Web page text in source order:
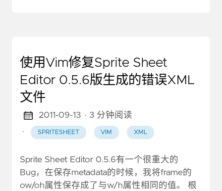
使用Vim修复Sprite Sheet
Editor 0.5.6版生成的错误XML
文件
2011-09-13 · 3 分钟阅读
·
SPRITESHEET VIM XML
Sprite Sheet Editor 0.5.6有一个很重大的
Bug，在保存metadata的时候，我将frame的
ow/oh属性保存成了与w/h属性相同的值。 根